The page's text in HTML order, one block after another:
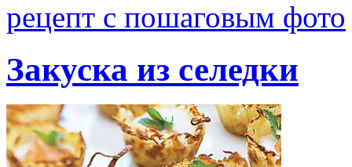
рецепт с пошаговым фото
Закуска из селедки